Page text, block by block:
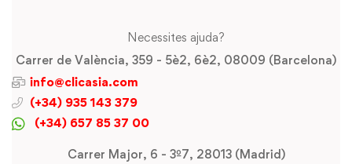
Necessites ajuda?
Carrer de València, 359 - 5è2, 6è2, 08009 (Barcelona)
info@clicasia.com
(+34) 935 143 379
(+34) 657 85 37 00
Carrer Major, 6 - 3º7, 28013 (Madrid)